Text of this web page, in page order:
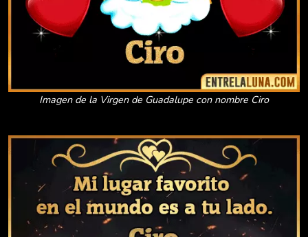
Imagen de la Virgen de Guadalupe con nombre Ciro